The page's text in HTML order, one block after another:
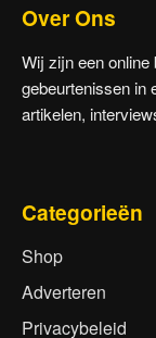
Over Ons
Wij zijn een online
gebeurtenissen in
artikelen,
Categorieën
Shop
Adverteren
Privacybeleid